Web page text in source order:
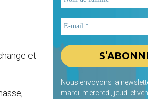
et
Nous envoyons la
mardi, mercredi, jeudi et